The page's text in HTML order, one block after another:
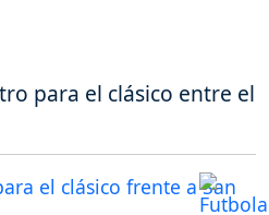
para el clásico entre el